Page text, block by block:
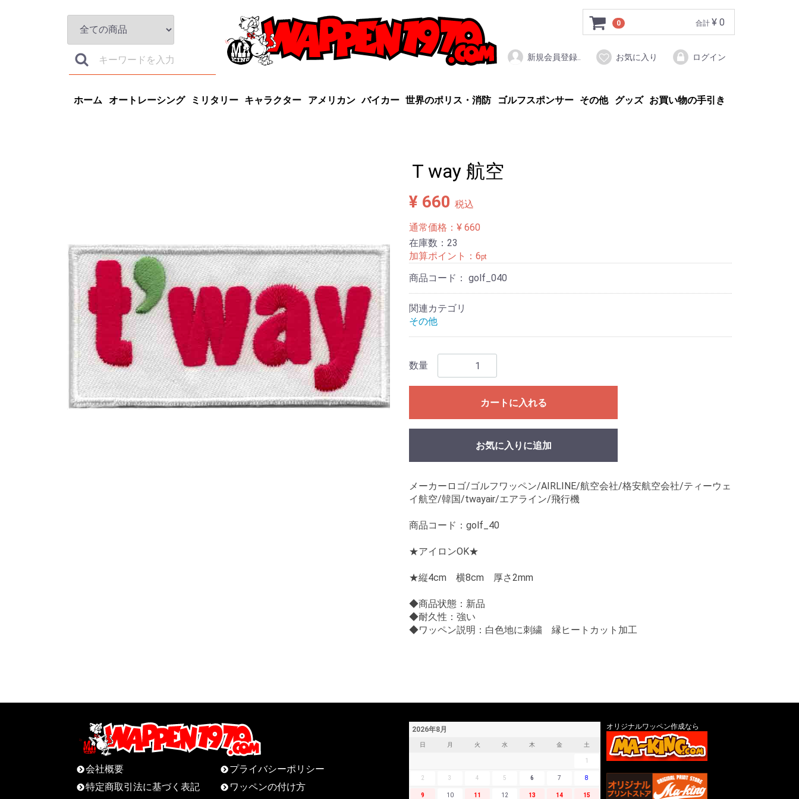
0 合計 ¥ 0
新規会員登録.. お気に入り ログイン
ホーム オートレーシング ミリタリー キャラクター アメリカン バイカー 世界のポリス・消防 ゴルフスポンサー その他 グッズ お買い物の手引き
T way 航空
¥ 660 税込
通常価格：¥ 660
在庫数：23
加算ポイント： 6pt
商品コード： golf_040
関連カテゴリ
その他
数量
カートに入れる
お気に入りに追加
メーカーロゴ/ゴルフワッペン/AIRLINE/航空会社/格安航空会社/ティーウェ
イ航空/韓国/twayair/エアライン/飛行機
商品コード：golf_40
★アイロンOK★
★縦4cm 横8cm 厚さ2mm
◆商品状態：新品
◆耐久性：強い
◆ワッペン説明：白色地に刺繍 縁ヒートカット加工
会社概要
プライバシーポリシー
特定商取引法に基づく表記
ワッペンの付け方
2026年8月
日 月 火 水 木 金 土
1
2 3 4 5 6 7 8
9 10 11 12 13 14 15
オリジナルワッペン作成なら